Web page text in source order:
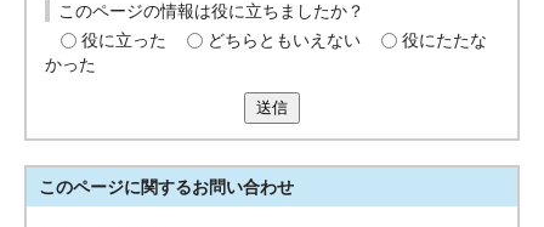
このページの情報は役に立ちましたか？
役に立った
どちらともいえない
役にたたな
かった
送信
このページに関するお問い合わせ